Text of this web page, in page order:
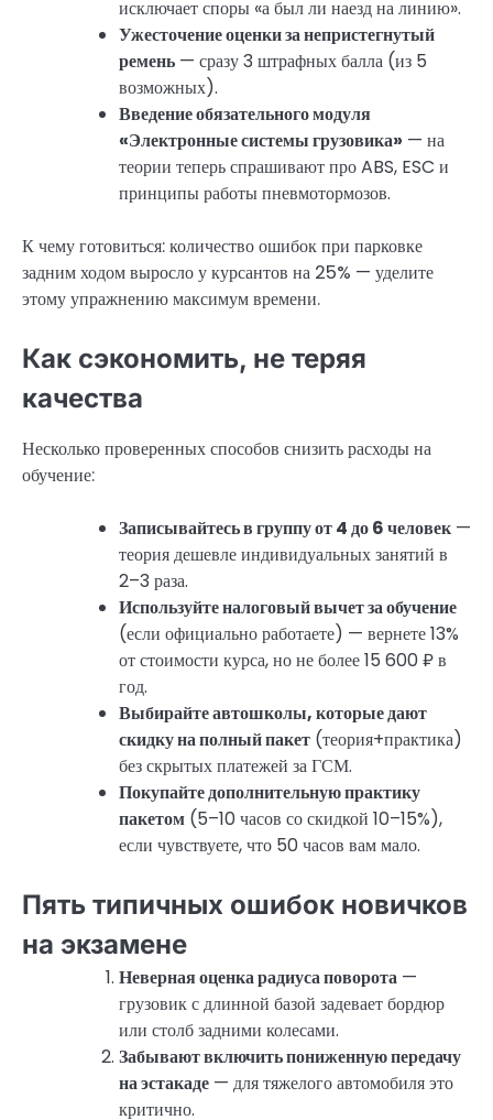
исключает споры «а был ли наезд на линию».
Ужесточение оценки за непристегнутый
ремень — сразу 3 штрафных балла (из 5
возможных).
Введение обязательного модуля
«Электронные системы грузовика» — на
теории теперь спрашивают про ABS, ESC и
принципы работы пневмотормозов.
К чему готовиться: количество ошибок при парковке
задним ходом выросло у курсантов на 25% — уделите
этому упражнению максимум времени.
Как сэкономить, не теряя
качества
Несколько проверенных способов снизить расходы на
обучение:
Записывайтесь в группу от 4 до 6 человек —
теория дешевле индивидуальных занятий в
2–3 раза.
Используйте налоговый вычет за обучение
(если официально работаете) — вернете 13%
от стоимости курса, но не более 15 600 ₽ в
год.
Выбирайте автошколы, которые дают
скидку на полный пакет (теория+практика)
без скрытых платежей за ГСМ.
Покупайте дополнительную практику
пакетом (5–10 часов со скидкой 10–15%),
если чувствуете, что 50 часов вам мало.
Пять типичных ошибок новичков
на экзамене
Неверная оценка радиуса поворота —
грузовик с длинной базой задевает бордюр
или столб задними колесами.
Забывают включить пониженную передачу
на эстакаде — для тяжелого автомобиля это
критично.